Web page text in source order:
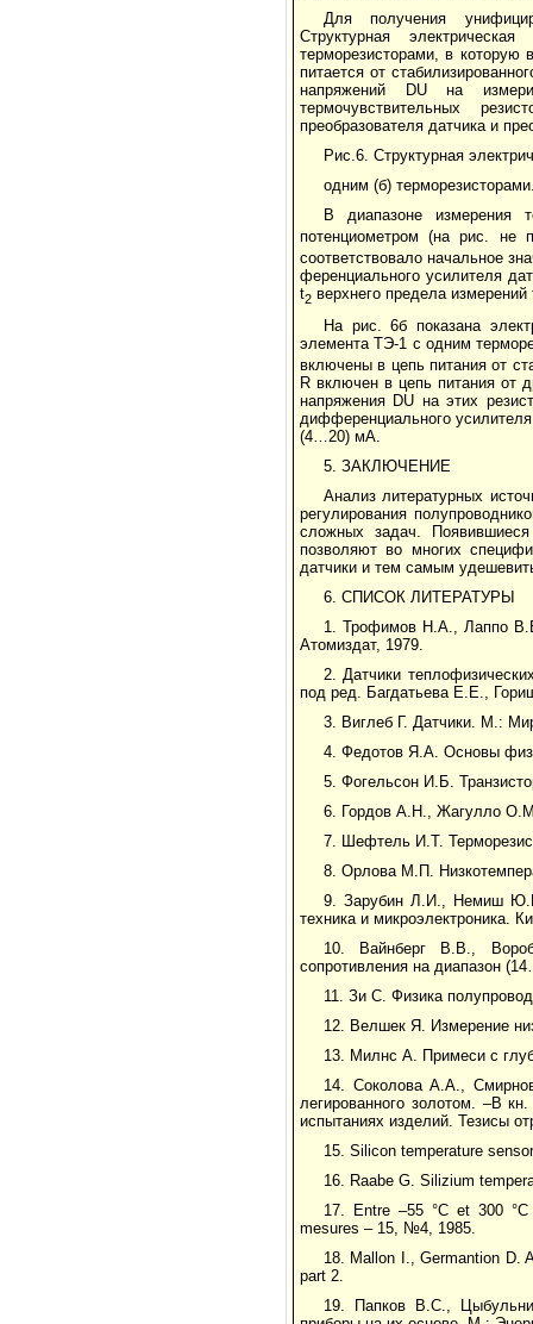
Для получения
Структурная
терморезисторами, в которую
питается от
напряжений DU на
термочувствительных
преобразователя датчика и
Рис.6. Структурная
одним (б)
В диапазоне измерения
потенциометром (на рис. не
соответствовало начальное
ференциального усилителя
t2 верхнего предела
На рис. 6б показана
элемента ТЭ-1 с одним
включены в цепь питания от
R включен в цепь питания от
напряжения DU на этих
дифференциального
(4…20) мА.
5. ЗАКЛЮЧЕНИЕ
Анализ литературных
регулирования
сложных задач.
позволяют во многих
датчики и тем самым
6. СПИСОК ЛИТЕРАТУРЫ
1. Трофимов Н.А., Лаппо
Атомиздат, 1979.
2. Датчики
под ред. Багдатьева Е.Е.,
3. Виглеб Г. Датчики. М.:
4. Федотов Я.А. Основы
5. Фогельсон И.Б.
6. Гордов А.Н., Жагулло
7. Шефтель И.Т.
8. Орлова М.П.
9. Зарубин Л.И., Немиш Ю.И.
техника и микроэлектроника.
10. Вайнберг В.В.,
сопротивления на диапазон
11. Зи С. Физика
12. Велшек Я. Измерение
13. Милнс А. Примеси с
14. Соколова А.А.,
легированного золотом. –В
испытаниях изделий. Тезисы
15. Silicon temperature
16. Raabe G. Silizium
17. Entre –55 °C et 300 °C
mesures – 15, №4, 1985.
18. Mallon I., Germantion D.
part 2.
19. Папков В.С.,